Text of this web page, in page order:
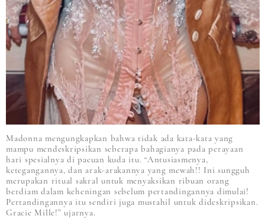
Madonna mengungkapkan bahwa tidak ada kata-kata yang
mampu mendeskripsikan seberapa bahagianya pada perayaan
hari spesialnya di pacuan kuda itu. “Antusiasmenya,
ketegangannya, dan arak-arakannya yang mewah!! Ini sungguh
merupakan ritual sakral untuk menyaksikan ribuan orang
berdiam dalam keheningan sebelum pertandingannya dimulai!
Pertandingannya itu sendiri juga mustahil untuk dideskripsikan.
Gracie Mille!” ujarnya.